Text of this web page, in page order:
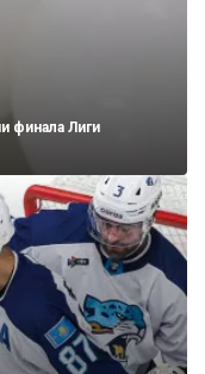
финала Лиги